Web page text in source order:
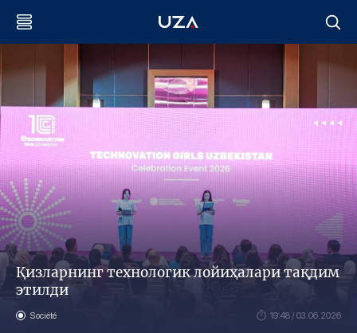
Қизларнинг технологик лойиҳалари тақдим
этилди
Société 19:48 / 03.06.2026